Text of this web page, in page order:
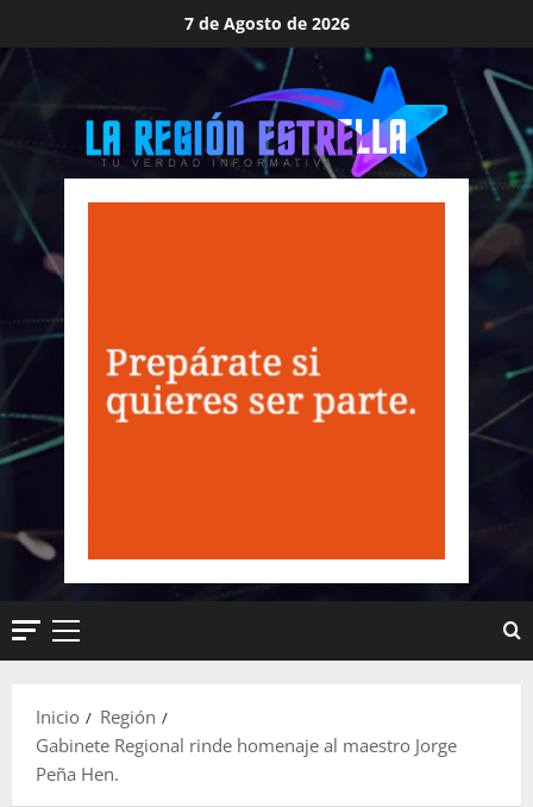
al
contenido
7 de Agosto de 2026
Menú
Inicio
Región
Gabinete Regional rinde homenaje al maestro Jorge
Peña Hen.